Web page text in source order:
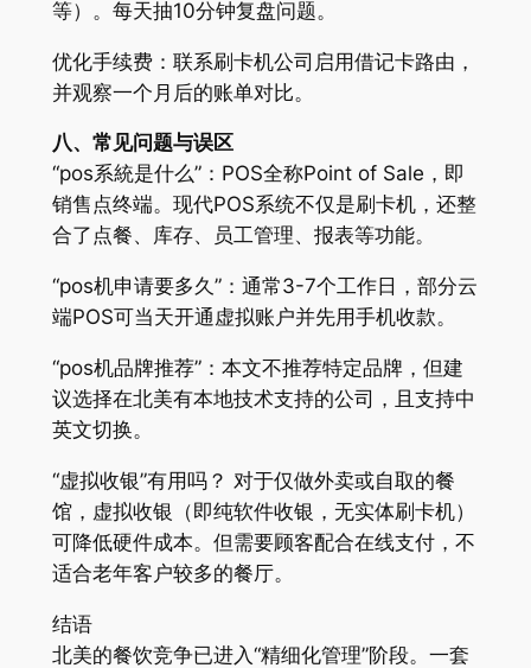
等）。每天抽10分钟复盘问题。
优化手续费：联系刷卡机公司启用借记卡路由，
并观察一个月后的账单对比。
八、常见问题与误区
“pos系統是什么”：POS全称Point of Sale，即
销售点终端。现代POS系统不仅是刷卡机，还整
合了点餐、库存、员工管理、报表等功能。
“pos机申请要多久”：通常3-7个工作日，部分云
端POS可当天开通虚拟账户并先用手机收款。
“pos机品牌推荐”：本文不推荐特定品牌，但建
议选择在北美有本地技术支持的公司，且支持中
英文切换。
“虚拟收银”有用吗？ 对于仅做外卖或自取的餐
馆，虚拟收银（即纯软件收银，无实体刷卡机）
可降低硬件成本。但需要顾客配合在线支付，不
适合老年客户较多的餐厅。
结语
北美的餐饮竞争已进入“精细化管理”阶段。一套